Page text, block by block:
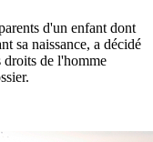
d'un enfant dont
sa naissance, a décidé
droits de l'homme